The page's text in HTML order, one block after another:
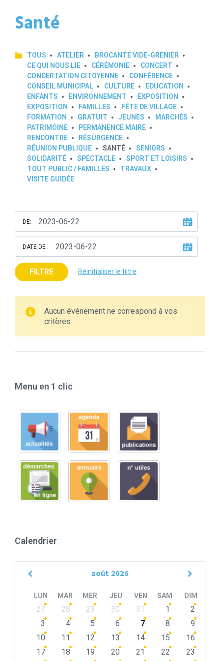
Santé
TOUS ATELIER
BROCANTE VIDE-GRENIER
CE QUI NOUS LIE
CÉRÉMONIE
CONCERT
CONCERTATION CITOYENNE
CONFÉRENCE
CONSEIL MUNICIPAL
CULTURE
EDUCATION
ENFANTS
ENVIRONNEMENT
EXPOSITION
EXPOSITION
FAMILLES
FÊTE DE VILLAGE
FORMATION
GRATUIT JEUNES
MARCHÉS
PATRIMOINE
PERMANENCE MAIRE
RENCONTRE
RÉSURGENCE
RÉUNION PUBLIQUE
SANTÉ
SENIORS
SOLIDARITÉ
SPECTACLE
SPORT ET LOISIRS
TOUT PUBLIC / FAMILLES
TRAVAUX
VISITE GUIDÉE
DE:
DATE DE :
FILTRE Réinitialiser le filtre
Aucun événement ne correspond à vos
critères
Menu en 1 clic
Calendrier
août 2026
Previous
LUN MAR MER JEU VEN SAM DIM
Skip
calendar
27 28 29 30 31 1
2
3
4 5 6 7 8
9
10
11 12 13 14 15
16
17
18 19 20 21 22
23